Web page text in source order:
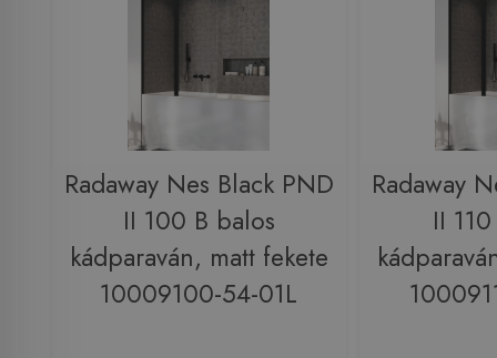
Radaway Nes Black PND
II 100 B balos
kádparaván, matt fekete
10009100-54-01L
Radaway
II